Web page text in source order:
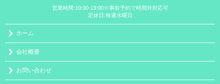
営業時間:10:00-19:00※事前予約で時間外対応可
定休日:毎週水曜日
ホーム
会社概要
お問い合わせ